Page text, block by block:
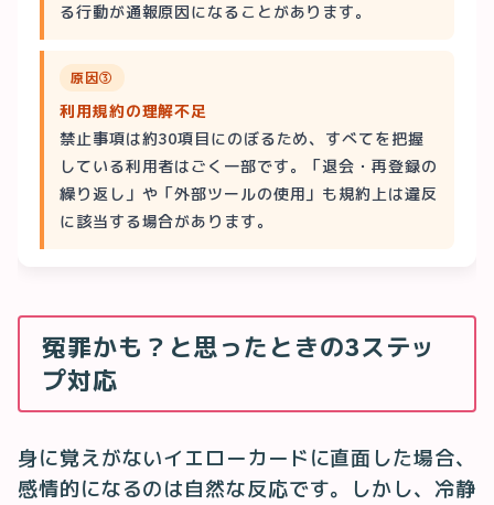
る行動が通報原因になることがあります。
原因③
利用規約の理解不足
禁止事項は約30項目にのぼるため、すべてを把握
している利用者はごく一部です。「退会・再登録の
繰り返し」や「外部ツールの使用」も規約上は違反
に該当する場合があります。
冤罪かも？と思ったときの3ステッ
プ対応
身に覚えがないイエローカードに直面した場合、
感情的になるのは自然な反応です。しかし、冷静